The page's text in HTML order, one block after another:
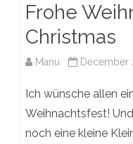
Frohe
Christmas
Manu December
Ich wünsche allen
Weihnachtsfest!
noch eine kleine